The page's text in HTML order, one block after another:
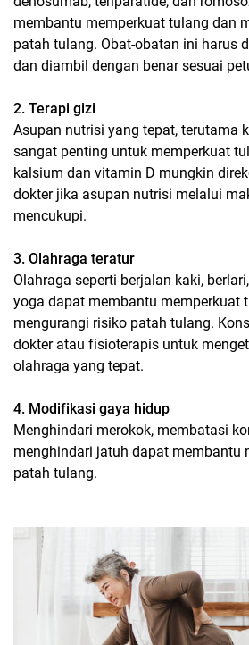
membantu memperkuat tulang dan
patah tulang. Obat-obatan ini harus
dan diambil dengan benar sesuai
2. Terapi gizi
Asupan nutrisi yang tepat, terutama
sangat penting untuk memperkuat
kalsium dan vitamin D mungkin
dokter jika asupan nutrisi melalui
mencukupi.
3. Olahraga teratur
Olahraga seperti berjalan kaki,
yoga dapat membantu memperkuat
mengurangi risiko patah tulang.
dokter atau fisioterapis untuk
olahraga yang tepat.
4. Modifikasi gaya hidup
Menghindari merokok, membatasi
menghindari jatuh dapat membantu
patah tulang.